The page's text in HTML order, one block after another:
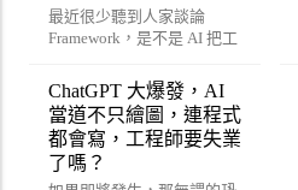
最近很少聽到人家談論
Framework，是不是 AI 把工
ChatGPT 大爆發，AI
當道不只繪圖，連程式
都會寫，工程師要失業
了嗎？